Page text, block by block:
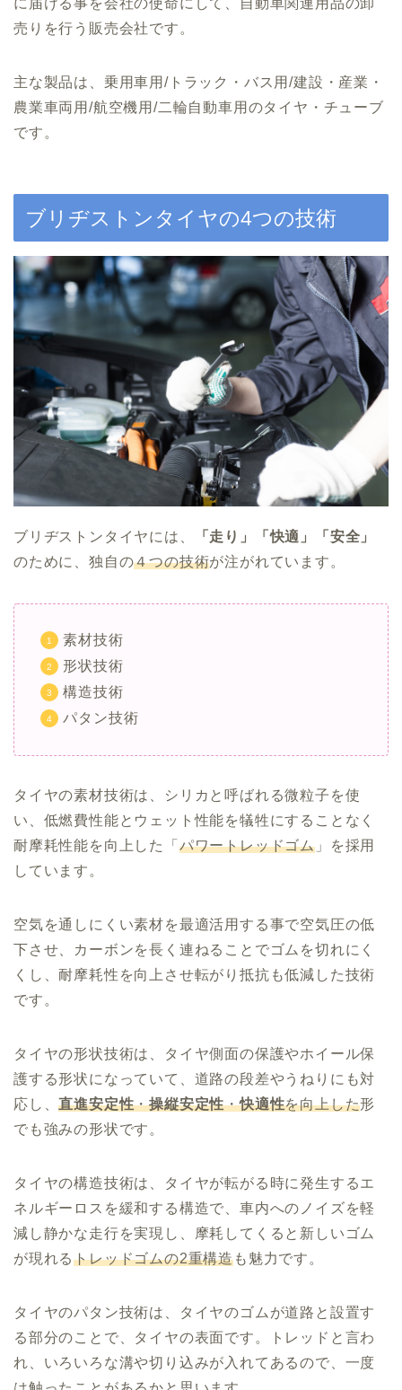
に届ける事を会社の使命にして、自動車関連用品の卸
売りを行う販売会社です。
主な製品は、乗用車用/トラック・バス用/建設・産業・
農業車両用/航空機用/二輪自動車用のタイヤ・チューブ
です。
ブリヂストンタイヤの4つの技術
ブリヂストンタイヤには、
「走り」「快適」「安全」
のために、独自の４つの技術が注がれています。
素材技術
形状技術
構造技術
パタン技術
タイヤの素材技術は、シリカと呼ばれる微粒子を使
い、低燃費性能とウェット性能を犠牲にすることなく
耐摩耗性能を向上した「 パワートレッドゴム 」を採用
しています。
空気を通しにくい素材を最適活用する事で空気圧の低
下させ、カーボンを長く連ねることでゴムを切れにく
くし、耐摩耗性を向上させ転がり抵抗も低減した技術
です。
タイヤの形状技術は、タイヤ側面の保護やホイール保
護する形状になっていて、道路の段差やうねりにも対
応し、直進安定性・操縦安定性・快適性を向上した形
でも強みの形状です。
タイヤの構造技術は、タイヤが転がる時に発生するエ
ネルギーロスを緩和する構造で、車内へのノイズを軽
減し静かな走行を実現し、摩耗してくると新しいゴム
が現れるトレッドゴムの2重構造も魅力です。
タイヤのパタン技術は、タイヤのゴムが道路と設置す
る部分のことで、タイヤの表面です。トレッドと言わ
れ、いろいろな溝や切り込みが入れてあるので、一度